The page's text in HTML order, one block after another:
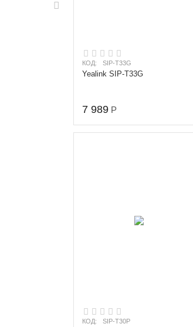
КОД: SIP-T33G
Yealink SIP-T33G
7 989 Р
КОД: SIP-T30P